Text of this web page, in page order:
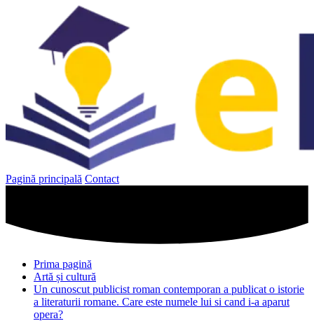
Pagină principală Contact
Prima pagină
Artă și cultură
Un cunoscut publicist roman contemporan a publicat o istorie
a literaturii romane. Care este numele lui si cand i-a aparut
opera?